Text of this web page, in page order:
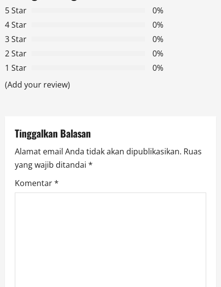
i
g
a
t
o
n
5 Star
0%
4 Star
0%
3 Star
0%
2 Star
0%
1 Star
0%
(Add your review)
Tinggalkan Balasan
Alamat email Anda tidak akan dipublikasikan. Ruas
yang wajib ditandai *
Komentar*